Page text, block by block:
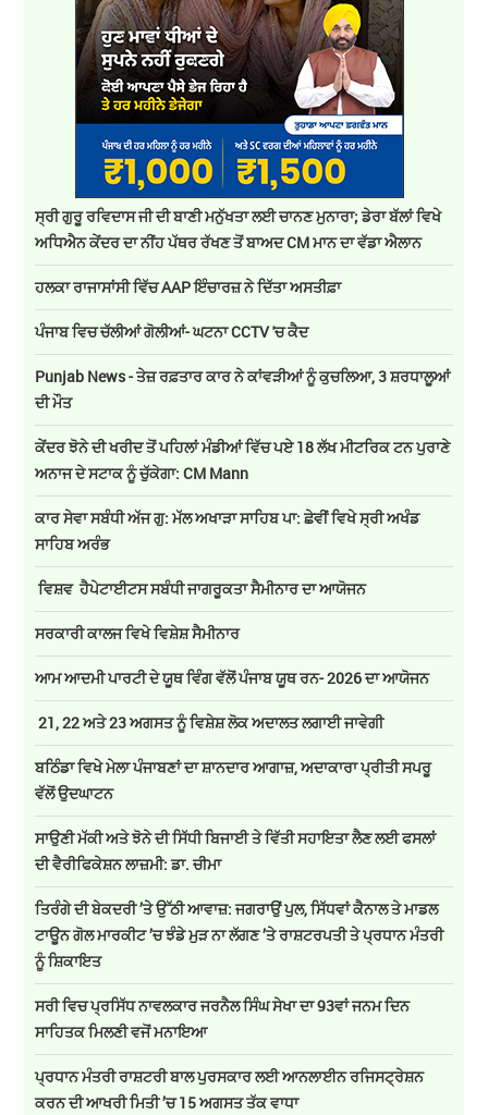
ਸ੍ਰੀ ਗੁਰੂ ਰਵਿਦਾਸ ਜੀ ਦੀ ਬਾਣੀ ਮਨੁੱਖਤਾ ਲਈ ਚਾਨਣ ਮੁਨਾਰਾ; ਡੇਰਾ ਬੱਲਾਂ ਵਿਖੇ
ਅਧਿਐਨ ਕੇਂਦਰ ਦਾ ਨੀਂਹ ਪੱਥਰ ਰੱਖਣ ਤੋਂ ਬਾਅਦ CM ਮਾਨ ਦਾ ਵੱਡਾ ਐਲਾਨ
ਹਲਕਾ ਰਾਜਾਸਾਂਸੀ ਵਿੱਚ AAP ਇੰਚਾਰਜ਼ ਨੇ ਦਿੱਤਾ ਅਸਤੀਫ਼ਾ
ਪੰਜਾਬ ਵਿਚ ਚੱਲੀਆਂ ਗੋਲੀਆਂ- ਘਟਨਾ CCTV 'ਚ ਕੈਦ
Punjab News - ਤੇਜ਼ ਰਫ਼ਤਾਰ ਕਾਰ ਨੇ ਕਾਂਵੜੀਆਂ ਨੂੰ ਕੁਚਲਿਆ, 3 ਸ਼ਰਧਾਲੂਆਂ
ਦੀ ਮੌਤ
ਕੇਂਦਰ ਝੋਨੇ ਦੀ ਖਰੀਦ ਤੋਂ ਪਹਿਲਾਂ ਮੰਡੀਆਂ ਵਿੱਚ ਪਏ 18 ਲੱਖ ਮੀਟਰਿਕ ਟਨ ਪੁਰਾਣੇ
ਅਨਾਜ ਦੇ ਸਟਾਕ ਨੂੰ ਚੁੱਕੇਗਾ: CM Mann
ਕਾਰ ਸੇਵਾ ਸਬੰਧੀ ਅੱਜ ਗੁ: ਮੱਲ ਅਖਾੜਾ ਸਾਹਿਬ ਪਾ: ਛੇਵੀਂ ਵਿਖੇ ਸ੍ਰੀ ਅਖੰਡ
ਸਾਹਿਬ ਅਰੰਭ
ਵਿਸ਼ਵ ਹੈਪੇਟਾਈਟਸ ਸਬੰਧੀ ਜਾਗਰੂਕਤਾ ਸੈਮੀਨਾਰ ਦਾ ਆਯੋਜਨ
ਸਰਕਾਰੀ ਕਾਲਜ ਵਿਖੇ ਵਿਸ਼ੇਸ਼ ਸੈਮੀਨਾਰ
ਆਮ ਆਦਮੀ ਪਾਰਟੀ ਦੇ ਯੂਥ ਵਿੰਗ ਵੱਲੋਂ ਪੰਜਾਬ ਯੂਥ ਰਨ- 2026 ਦਾ ਆਯੋਜਨ
21, 22 ਅਤੇ 23 ਅਗਸਤ ਨੂੰ ਵਿਸ਼ੇਸ਼ ਲੋਕ ਅਦਾਲਤ ਲਗਾਈ ਜਾਵੇਗੀ
ਬਠਿੰਡਾ ਵਿਖੇ ਮੇਲਾ ਪੰਜਾਬਣਾਂ ਦਾ ਸ਼ਾਨਦਾਰ ਆਗਾਜ਼, ਅਦਾਕਾਰਾ ਪ੍ਰੀਤੀ ਸਪਰੂ
ਵੱਲੋਂ ਉਦਘਾਟਨ
ਸਾਉਣੀ ਮੱਕੀ ਅਤੇ ਝੋਨੇ ਦੀ ਸਿੱਧੀ ਬਿਜਾਈ ਤੇ ਵਿੱਤੀ ਸਹਾਇਤਾ ਲੈਣ ਲਈ ਫਸਲਾਂ
ਦੀ ਵੈਰੀਫਿਕੇਸ਼ਨ ਲਾਜ਼ਮੀ: ਡਾ. ਚੀਮਾ
ਤਿਰੰਗੇ ਦੀ ਬੇਕਦਰੀ ’ਤੇ ਉੱਠੀ ਆਵਾਜ਼: ਜਗਰਾਉਂ ਪੁਲ, ਸਿੱਧਵਾਂ ਕੈਨਾਲ ਤੇ ਮਾਡਲ
ਟਾਊਨ ਗੋਲ ਮਾਰਕੀਟ ’ਚ ਝੰਡੇ ਮੁੜ ਨਾ ਲੱਗਣ ’ਤੇ ਰਾਸ਼ਟਰਪਤੀ ਤੇ ਪ੍ਰਧਾਨ ਮੰਤਰੀ
ਨੂੰ ਸ਼ਿਕਾਇਤ
ਸਰੀ ਵਿਚ ਪ੍ਰਸਿੱਧ ਨਾਵਲਕਾਰ ਜਰਨੈਲ ਸਿੰਘ ਸੇਖਾ ਦਾ 93ਵਾਂ ਜਨਮ ਦਿਨ
ਸਾਹਿਤਕ ਮਿਲਣੀ ਵਜੋਂ ਮਨਾਇਆ
ਪ੍ਰਧਾਨ ਮੰਤਰੀ ਰਾਸ਼ਟਰੀ ਬਾਲ ਪੁਰਸਕਾਰ ਲਈ ਆਨਲਾਈਨ ਰਜਿਸਟ੍ਰੇਸ਼ਨ
ਕਰਨ ਦੀ ਆਖਰੀ ਮਿਤੀ ’ਚ 15 ਅਗਸਤ ਤੱਕ ਵਾਧਾ